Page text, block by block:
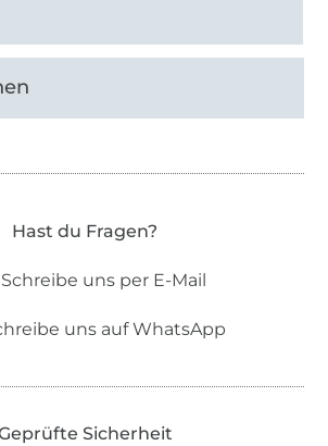
Hast du Fragen?
Schreibe uns per E-Mail
uns auf WhatsApp
Sicherheit